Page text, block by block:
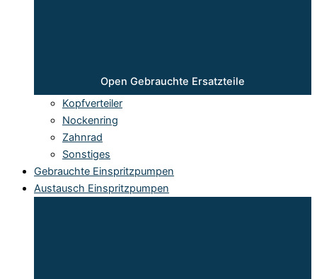
Open Gebrauchte Ersatzteile
Kopfverteiler
Nockenring
Zahnrad
Sonstiges
Gebrauchte Einspritzpumpen
Austausch Einspritzpumpen